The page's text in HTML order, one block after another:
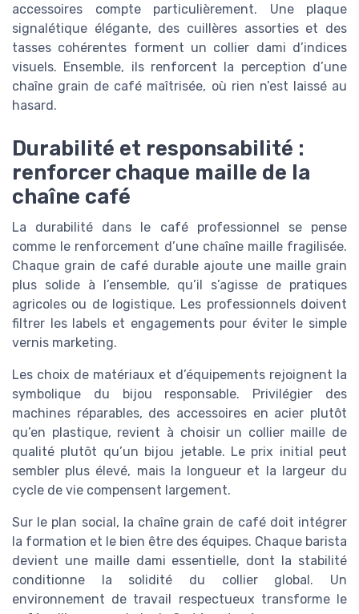
accessoires compte particulièrement. Une plaque
signalétique élégante, des cuillères assorties et des
tasses cohérentes forment un collier dami d’indices
visuels. Ensemble, ils renforcent la perception d’une
chaîne grain de café maîtrisée, où rien n’est laissé au
hasard.
Durabilité et responsabilité :
renforcer chaque maille de la
chaîne café
La durabilité dans le café professionnel se pense
comme le renforcement d’une chaîne maille fragilisée.
Chaque grain de café durable ajoute une maille grain
plus solide à l’ensemble, qu’il s’agisse de pratiques
agricoles ou de logistique. Les professionnels doivent
filtrer les labels et engagements pour éviter le simple
vernis marketing.
Les choix de matériaux et d’équipements rejoignent la
symbolique du bijou responsable. Privilégier des
machines réparables, des accessoires en acier plutôt
qu’en plastique, revient à choisir un collier maille de
qualité plutôt qu’un bijou jetable. Le prix initial peut
sembler plus élevé, mais la longueur et la largeur du
cycle de vie compensent largement.
Sur le plan social, la chaîne grain de café doit intégrer
la formation et le bien être des équipes. Chaque barista
devient une maille dami essentielle, dont la stabilité
conditionne la solidité du collier global. Un
environnement de travail respectueux transforme le